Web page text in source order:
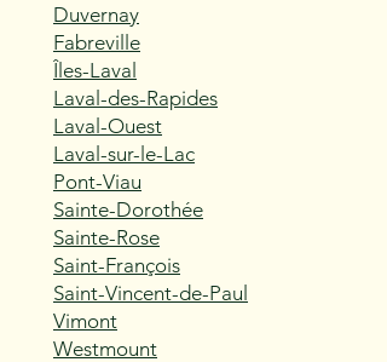
Duvernay
Fabreville
Îles-Laval
Laval-des-Rapides
Laval-Ouest
Laval-sur-le-Lac
Pont-Viau
Sainte-Dorothée
Sainte-Rose
Saint-François
Saint-Vincent-de-Paul
Vimont
Westmount